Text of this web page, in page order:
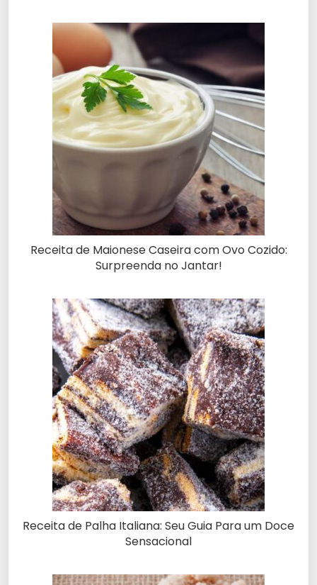
Receita de Maionese Caseira com Ovo Cozido:
Surpreenda no Jantar!
Receita de Palha Italiana: Seu Guia Para um Doce
Sensacional